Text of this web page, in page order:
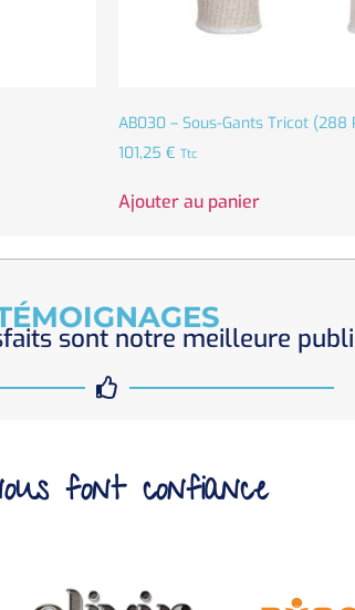
AB030 – Sous-Gants Tricot (288
101,25 € Ttc
Ajouter au panier
sont notre meilleure
font confiance